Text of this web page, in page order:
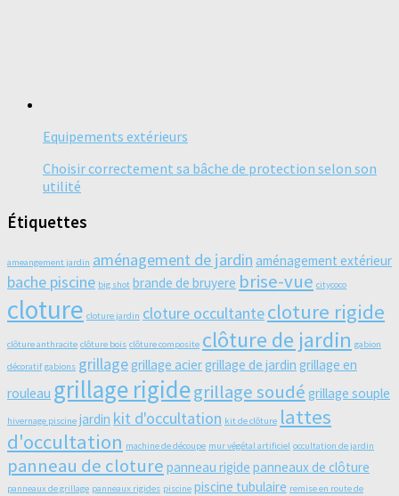
Equipements extérieurs
Choisir correctement sa bâche de protection selon son
utilité
Étiquettes
ameangement jardin aménagement de jardin aménagement extérieur
bache piscine big shot brande de bruyere brise-vue citycoco
cloture cloture jardin cloture occultantecloture rigide
clôture anthracite clôture bois clôture composite clôture de jardin gabion
décoratif gabions grillagegrillage aciergrillage de jardin grillage en
rouleau grillage rigidegrillage soudé grillage souple
hivernage piscine jardin kit d'occultation kit de clôture lattes
d'occultation machine de découpe mur végétal artificiel occultation de jardin
panneau de cloture panneau rigide panneaux de clôture
panneaux de grillage panneaux rigides piscine piscine tubulaire remise en route de